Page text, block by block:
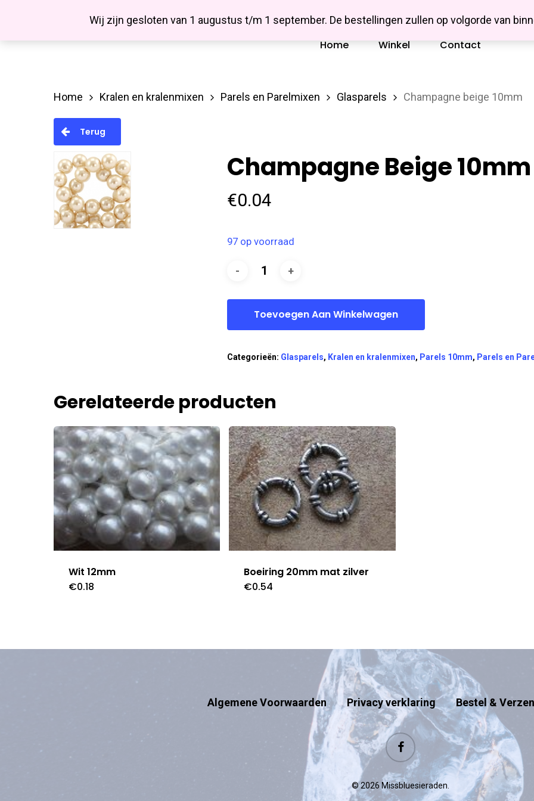
Wij zijn gesloten van 1 augustus t/m 1 september. De bestellingen zullen op volgorde van
Hit enter to search or ESC to close
Missbluesieraden
Facebook
Home Winkel Contact
Home Kralen en kralenmixen Parels en Parelmixen Glasparels Champagne beige 10mm
Terug
Champagne Beige 10mm
€0.04
97 op voorraad
Toevoegen Aan Winkelwagen
Categorieën: Glasparels, Kralen en kralenmixen, Parels 10mm, Parels en
Gerelateerde producten
Wit 12mm
€0.18
Boeiring 20mm mat zilver
€0.54
Algemene Voorwaarden Privacy verklaring Bestel &
facebook
© 2026 Missbluesieraden.